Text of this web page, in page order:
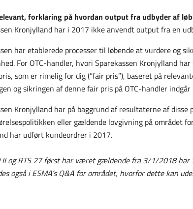
forklaring på hvordan output fra udbyder af
Kronjylland har i 2017 ikke anvendt output fra en
har etablerede processer til løbende at vurdere og
For OTC-handler, hvori Sparekassen Kronjylland
som er rimelig for dig (”fair pris”), baseret på
og sikringen af denne fair pris på OTC-handler
Kronjylland har på baggrund af resultaterne af
eller gældende lovgivning på området
har udført kundeordrer i 2017.
II og RTS 27 først har været gældende fra 3/1/2018
også i ESMA’s Q&A for området, hvorfor dette kan